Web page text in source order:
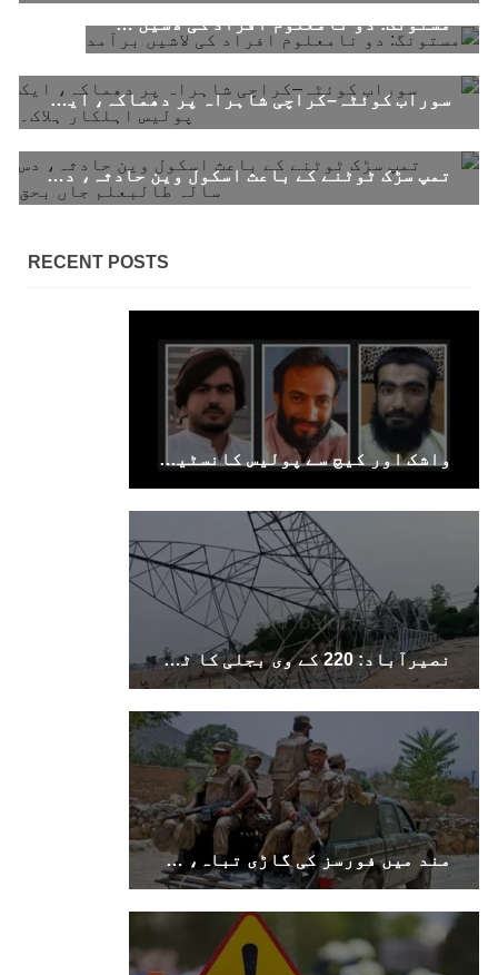
تیسرا کونسل سیشن 17،16 اور 18 جون کو کوئٹہ میں
منعقد کیا جائے گا،بلوچ اسٹوڈنٹس ایکشن کمیٹی
نے اپنے جاری کردہ بیان میں کہا ہے کہ تنظیم کا
تیسرا مرکزی کونسل سیشن بیاد شہید صبا
دشتیاری بنام صورت خان مری اور میر محمد علی
1716 VIEWS جون 7, 2023
بلوچستان میں خواتین کو معاشرتی مسائل کے بعد
جبری گمشدگیوں کا بھی سامنا ہے- بلوچ وومن فورم
کوئٹہ شال: بلوچ وومن فورم کے نئی کابینہ، بلا
مقابلہ آرگنائزر بانک شلی ، ڈپٹی آرگنائزر
بانک حنیفہ بلوچ منتخب ہوئی۔ مرکزی ممبر بانک
زکیہ ، شہناز بلوچ، ہانی بلوچ ، فرزانہ بلوچ،
رقیہ بلوچ
بلوچستان
1689 VIEWS جون 7, 2023
تنظیم کے سینئر کارکن سخی بخش بلوچ کو ماورائے
عدالت گرفتار کرکے لاپتہ کرنا غیر انسانی اور
بلوچ اسٹوڈنٹس فرنٹ بلوچ اسٹوڈنٹس فرنٹ کے
مستونگ: دو نامعلوم افراد کی لاشیں برآمد
سوراب کوئٹہ–کراچی شاہراہ پر دھماکہ، ایک پولیس اہلکار ہلاک۔
تمپ سڑک ٹوٹنے کے باعث اسکول وین حادثہ، دس سالہ طالبعلم جاں بحق
RECENT POSTS
واشک اور کیچ سے پولیس کانسٹیبل سمیت 2 نوجوان جبری لاپتہ، خاران سے ایک سال بعد نوجوان بازیاب
نصیرآباد: 220 کے وی بجلی کا ٹاور دھماکے سے تباہ، مختلف علاقوں کی بجلی معطل
مند میں فورسز کی گاڑی تباہ، سوراب میں کوئٹہ–کراچی شاہراہ کا پل دھماکے سے تباہ